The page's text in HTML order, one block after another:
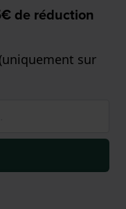
de réduction
sur